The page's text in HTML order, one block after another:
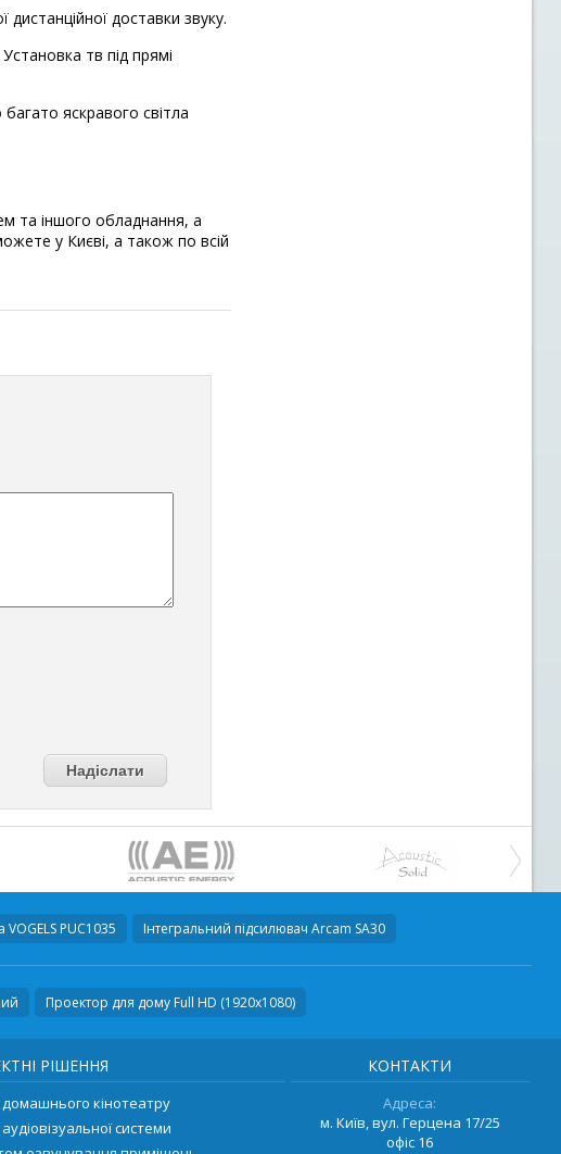
доставки звуку.
тв під прямі
яскравого світла
та іншого обладнання, а
у Києві, а також по всій
VOGELS PUC1035 Інтегральний підсилювач Arcam SA30
Проектор для дому Full HD (1920x1080)
РІШЕННЯ
кінотеатру
системи
КОНТАКТИ
Адреса:
м. Київ, вул. Герцена 17/25
офіс 16